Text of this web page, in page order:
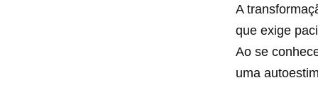
A
que exige
Ao se
uma